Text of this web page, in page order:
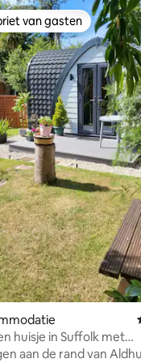
van 4,99 uit 5, 107
van gasten
van gasten
huisje in Suffolk met
door het
aan de rand van